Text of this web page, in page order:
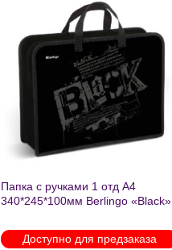
Добавить
в список
желаний
Папка с ручками 1 отд А4
340*245*100мм Berlingo «Black»
Доступно для предзаказа